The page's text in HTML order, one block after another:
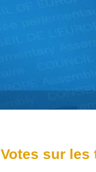
Votes sur les